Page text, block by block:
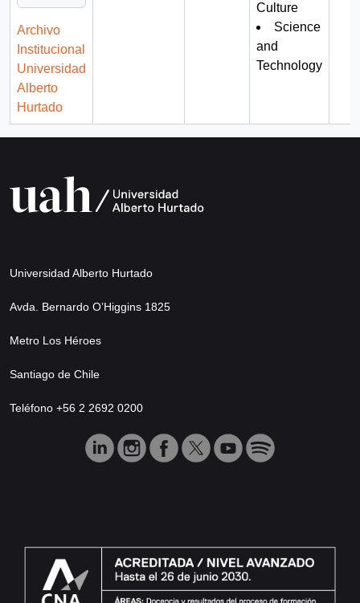
Archivo
Institucional
Universidad
Alberto
Hurtado
Culture
Science
and
Technology
Universidad Alberto Hurtado
Avda. Bernardo O’Higgins 1825
Metro Los Héroes
Santiago de Chile
Teléfono +56 2 2692 0200